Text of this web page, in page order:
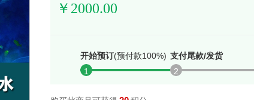
￥ 2000.00
1
开始预订(预付款100%)
2
支付尾款/发货